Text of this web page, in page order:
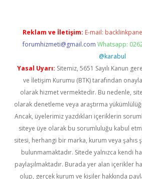
Reklam ve İletişim: E-mail:
forumhizmeti@gmail.com Whatsapp:
@karabul
Yasal Uyarı: Sitemiz, 5651 Sayılı Kanun
ve İletişim Kurumu (BTK) tarafından
olarak hizmet vermektedir. Bu nedenle,
olarak denetleme veya araştırma
Ancak, üyelerimiz yazdıkları içeriklerin
siteye üye olarak bu sorumluluğu kabul
sitesi, herhangi bir marka, kurum veya şahıs
bulunmamaktadır. Sitede yalnızca kendi
paylaşılmaktadır. Burada yer alan içerikler
olup, gerçek kurum ve kişiler hakkında